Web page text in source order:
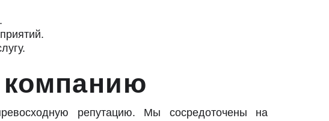
компанию
репутацию. Мы сосредоточены на